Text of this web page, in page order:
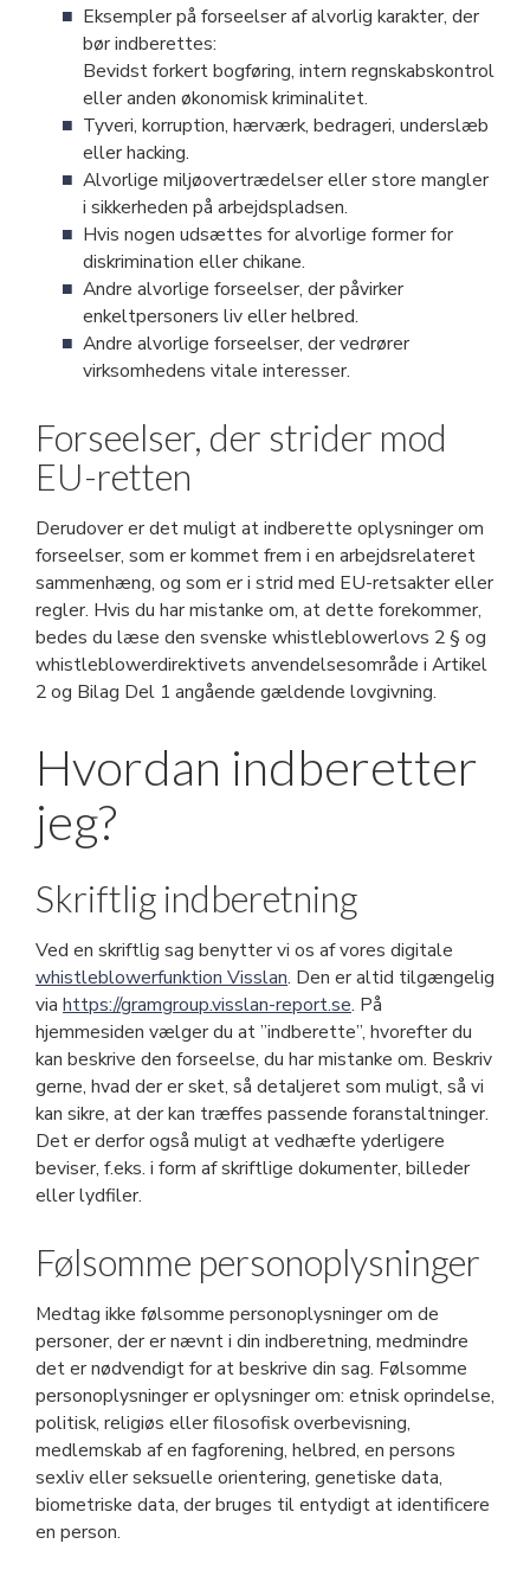
Eksempler på forseelser af alvorlig karakter, der
bør indberettes:
Bevidst forkert bogføring, intern regnskabskontrol
eller anden økonomisk kriminalitet.
Tyveri, korruption, hærværk, bedrageri, underslæb
eller hacking.
Alvorlige miljøovertrædelser eller store mangler
i sikkerheden på arbejdspladsen.
Hvis nogen udsættes for alvorlige former for
diskrimination eller chikane.
Andre alvorlige forseelser, der påvirker
enkeltpersoners liv eller helbred.
Andre alvorlige forseelser, der vedrører
virksomhedens vitale interesser.
Forseelser, der strider mod
EU-retten
Derudover er det muligt at indberette oplysninger om
forseelser, som er kommet frem i en arbejdsrelateret
sammenhæng, og som er i strid med EU-retsakter eller
regler. Hvis du har mistanke om, at dette forekommer,
bedes du læse den svenske whistleblowerlovs 2 § og
whistleblowerdirektivets anvendelsesområde i Artikel
2 og Bilag Del 1 angående gældende lovgivning.
Hvordan indberetter
jeg?
Skriftlig indberetning
Ved en skriftlig sag benytter vi os af vores digitale
whistleblowerfunktion Visslan. Den er altid tilgængelig
via https://gramgroup.visslan-report.se. På
hjemmesiden vælger du at ”indberette”, hvorefter du
kan beskrive den forseelse, du har mistanke om. Beskriv
gerne, hvad der er sket, så detaljeret som muligt, så vi
kan sikre, at der kan træffes passende foranstaltninger.
Det er derfor også muligt at vedhæfte yderligere
beviser, f.eks. i form af skriftlige dokumenter, billeder
eller lydfiler.
Følsomme personoplysninger
Medtag ikke følsomme personoplysninger om de
personer, der er nævnt i din indberetning, medmindre
det er nødvendigt for at beskrive din sag. Følsomme
personoplysninger er oplysninger om: etnisk oprindelse,
politisk, religiøs eller filosofisk overbevisning,
medlemskab af en fagforening, helbred, en persons
sexliv eller seksuelle orientering, genetiske data,
biometriske data, der bruges til entydigt at identificere
en person.